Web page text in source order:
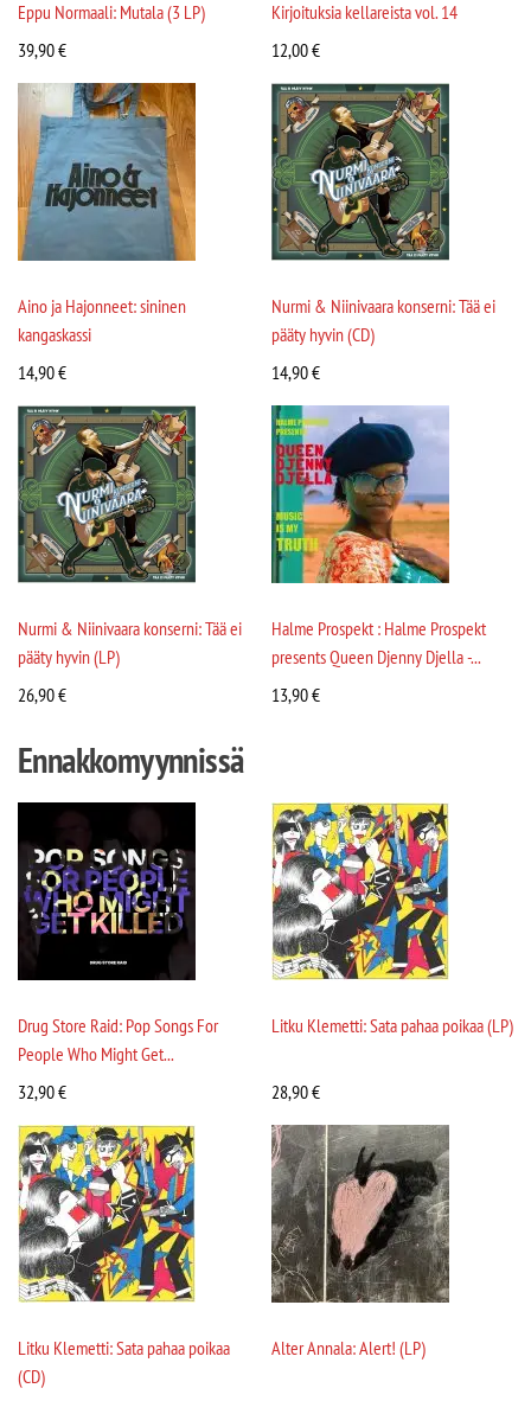
Eppu Normaali: Mutala (3 LP)
39,90€
Kirjoituksia kellareista vol. 14
12,00€
Aino ja Hajonneet: sininen
kangaskassi
14,90€
Nurmi & Niinivaara konserni: Tää ei
pääty hyvin (CD)
14,90€
Nurmi & Niinivaara konserni: Tää ei
pääty hyvin (LP)
26,90€
Halme Prospekt : Halme Prospekt
presents Queen Djenny Djella -...
13,90€
Ennakkomyynnissä
Drug Store Raid: Pop Songs For
People Who Might Get...
32,90€
Litku Klemetti: Sata pahaa poikaa (LP)
28,90€
Litku Klemetti: Sata pahaa poikaa
(CD)
Alter Annala: Alert! (LP)